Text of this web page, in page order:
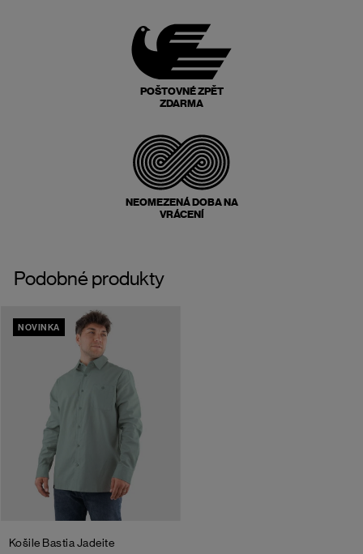
POŠTOVNÉ ZPĚT
ZDARMA
NEOMEZENÁ DOBA NA
VRÁCENÍ
Podobné produkty
NOVINKA
Košile BastiaJadeite